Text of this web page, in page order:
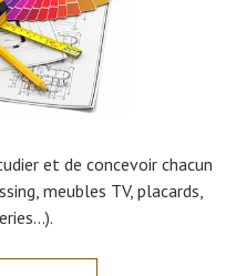
et de concevoir chacun
meubles TV, placards,